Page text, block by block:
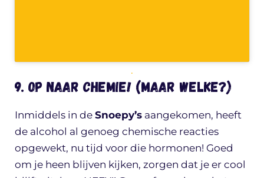
.
9. Op naar chemie! (maar welke?)
Inmiddels in de Snoepy’s aangekomen, heeft
de alcohol al genoeg chemische reacties
opgewekt, nu tijd voor die hormonen! Goed
om je heen blijven kijken, zorgen dat je er cool